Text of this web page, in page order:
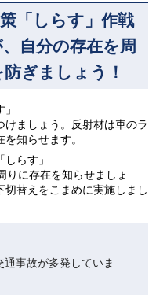
「しらす」作戦
自分の存在を周
ぎましょう！
ましょう。反射材は車のラ
知らせます。
らす」
りに存在を知らせましょ
切替えをこまめに実施しまし
事故が多発していま